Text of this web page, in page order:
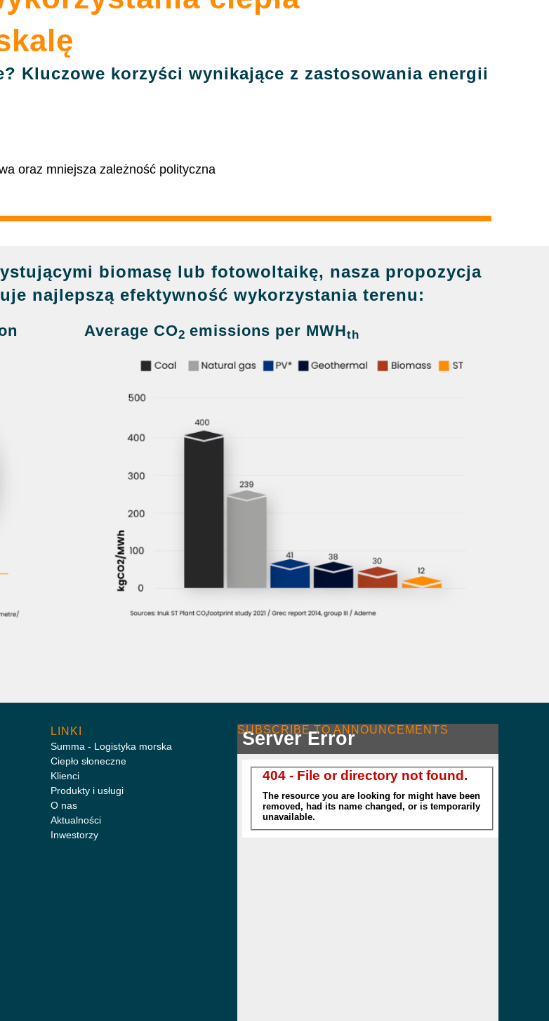
Kluczowe korzyści wynikające z zastosowania energii
oraz mniejsza zależność polityczna
biomasę lub fotowoltaikę, nasza propozycja
najlepszą efektywność wykorzystania terenu:
Average CO2 emissions per MWHth
LINKI
Summa - Logistyka morska
Ciepło słoneczne
Klienci
Produkty i usługi
O nas
Aktualności
Inwestorzy
SUBSCRIBE TO ANNOUNCEMENTS